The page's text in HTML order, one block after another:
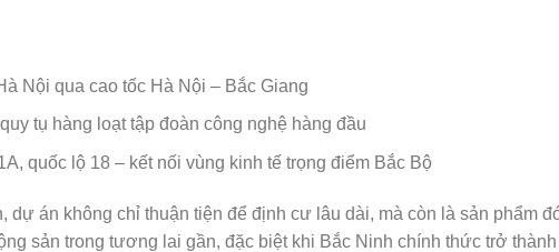
Nội qua cao tốc Hà Nội – Bắc Giang
tụ hàng loạt tập đoàn công nghệ hàng đầu
quốc lộ 18 – kết nối vùng kinh tế trọng điểm Bắc Bộ
dự án không chỉ thuận tiện để định cư lâu dài, mà còn là sản phẩm
sản trong tương lai gần, đặc biệt khi Bắc Ninh chính thức trở thành